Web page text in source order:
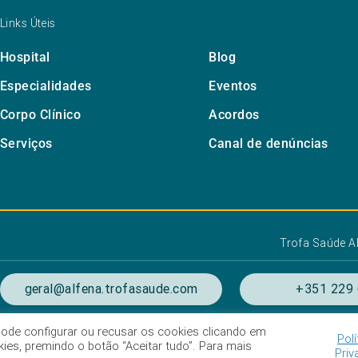
Links Úteis
Hospital
Blog
Especialidades
Eventos
Corpo Clínico
Acordos
Serviços
Canal de denúncias
Trofa Saúde
geral@alfena.trofasaude.com +351 229
de utilização
Listagem das Unidades
configurar ou recusar os cookies clicando em
premindo o botão “Aceitar tudo”. Para mais